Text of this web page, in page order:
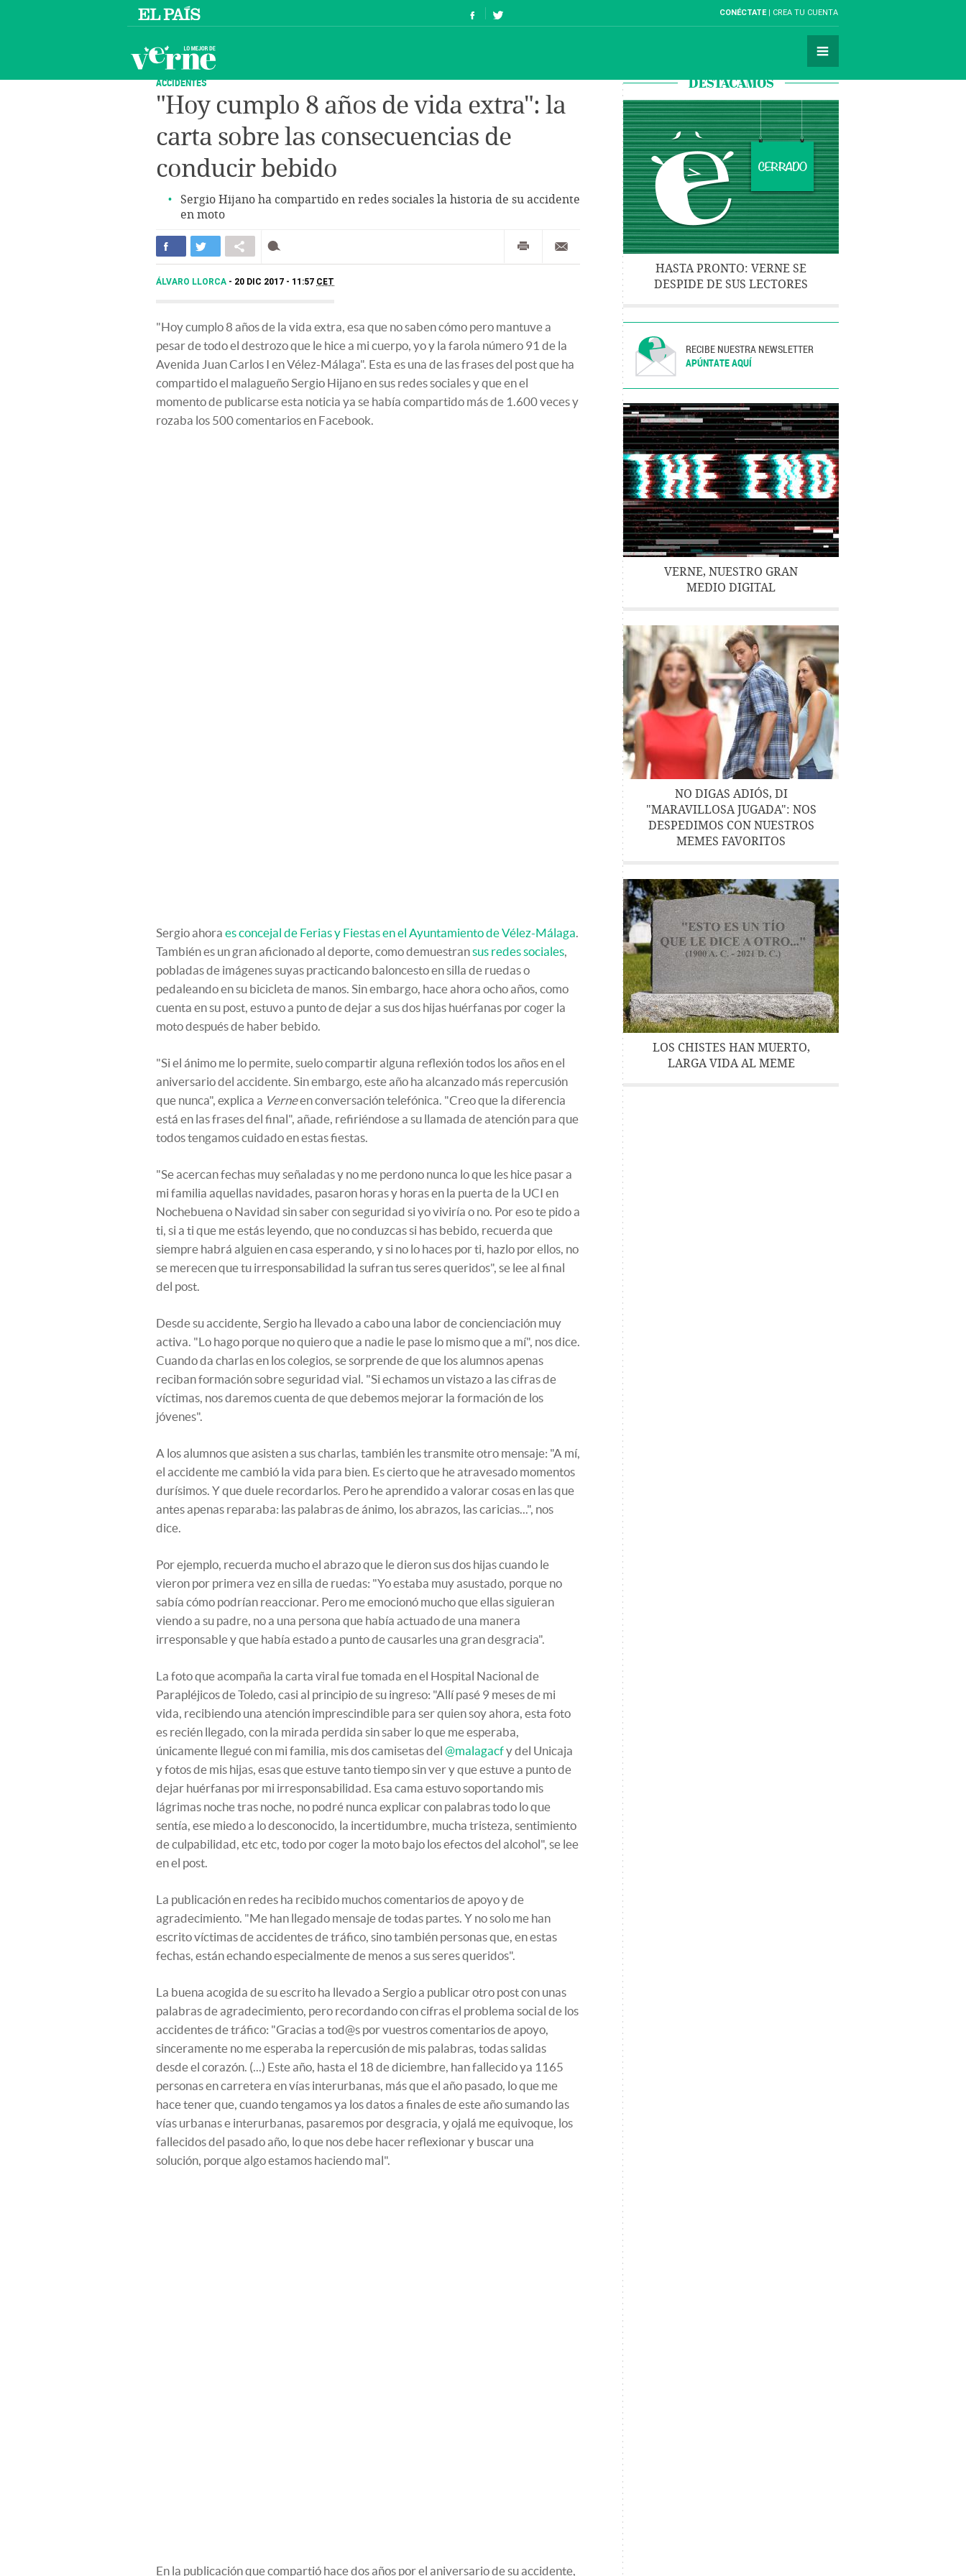
CONÉCTATE CREA TU CUENTA
ACCIDENTES
"Hoy cumplo 8 años de vida extra": la
carta sobre las consecuencias de
conducir bebido
Sergio Hijano ha compartido en redes sociales la historia de su accidente
en moto
ÁLVARO LLORCA 20 DIC 2017 - 11:57 CET
"Hoy cumplo 8 años de la vida extra, esa que no saben cómo pero mantuve a
pesar de todo el destrozo que le hice a mi cuerpo, yo y la farola número 91 de la
Avenida Juan Carlos I en Vélez-Málaga". Esta es una de las frases del post que ha
compartido el malagueño Sergio Hijano en sus redes sociales y que en el
momento de publicarse esta noticia ya se había compartido más de 1.600 veces y
rozaba los 500 comentarios en Facebook.
Sergio ahora es concejal de Ferias y Fiestas en el Ayuntamiento de Vélez-Málaga.
También es un gran aficionado al deporte, como demuestransus redes sociales,
pobladas de imágenes suyas practicando baloncesto en silla de ruedas o
pedaleando en su bicicleta de manos. Sin embargo, hace ahora ocho años, como
cuenta en su post, estuvo a punto de dejar a sus dos hijas huérfanas por coger la
moto después de haber bebido.
"Si el ánimo me lo permite, suelo compartir alguna reflexión todos los años en el
aniversario del accidente. Sin embargo, este año ha alcanzado más repercusión
que nunca", explica a Verneen conversación telefónica. "Creo que la diferencia
está en las frases del final", añade, refiriéndose a su llamada de atención para que
todos tengamos cuidado en estas fiestas.
"Se acercan fechas muy señaladas y no me perdono nunca lo que les hice pasar a
mi familia aquellas navidades, pasaron horas y horas en la puerta de la UCI en
Nochebuena o Navidad sin saber con seguridad si yo viviría o no. Por eso te pido a
ti, si a ti que me estás leyendo, que no conduzcas si has bebido, recuerda que
siempre habrá alguien en casa esperando, y si no lo haces por ti, hazlo por ellos, no
se merecen que tu irresponsabilidad la sufran tus seres queridos", se lee al final
del post.
Desde su accidente, Sergio ha llevado a cabo una labor de concienciación muy
activa. "Lo hago porque no quiero que a nadie le pase lo mismo que a mí", nos dice.
Cuando da charlas en los colegios, se sorprende de que los alumnos apenas
reciban formación sobre seguridad vial. "Si echamos un vistazo a las cifras de
víctimas, nos daremos cuenta de que debemos mejorar la formación de los
jóvenes".
A los alumnos que asisten a sus charlas, también les transmite otro mensaje: "A mí,
el accidente me cambió la vida para bien. Es cierto que he atravesado momentos
durísimos. Y que duele recordarlos. Pero he aprendido a valorar cosas en las que
antes apenas reparaba: las palabras de ánimo, los abrazos, las caricias...", nos
dice.
Por ejemplo, recuerda mucho el abrazo que le dieron sus dos hijas cuando le
vieron por primera vez en silla de ruedas: "Yo estaba muy asustado, porque no
sabía cómo podrían reaccionar. Pero me emocionó mucho que ellas siguieran
viendo a su padre, no a una persona que había actuado de una manera
irresponsable y que había estado a punto de causarles una gran desgracia".
La foto que acompaña la carta viral fue tomada en el Hospital Nacional de
Parapléjicos de Toledo, casi al principio de su ingreso: "Allí pasé 9 meses de mi
vida, recibiendo una atención imprescindible para ser quien soy ahora, esta foto
es recién llegado, con la mirada perdida sin saber lo que me esperaba,
únicamente llegué con mi familia, mis dos camisetas del @malagacfy del Unicaja
y fotos de mis hijas, esas que estuve tanto tiempo sin ver y que estuve a punto de
dejar huérfanas por mi irresponsabilidad. Esa cama estuvo soportando mis
lágrimas noche tras noche, no podré nunca explicar con palabras todo lo que
sentía, ese miedo a lo desconocido, la incertidumbre, mucha tristeza, sentimiento
de culpabilidad, etc etc, todo por coger la moto bajo los efectos del alcohol", se lee
en el post.
La publicación en redes ha recibido muchos comentarios de apoyo y de
agradecimiento. "Me han llegado mensaje de todas partes. Y no solo me han
escrito víctimas de accidentes de tráfico, sino también personas que, en estas
fechas, están echando especialmente de menos a sus seres queridos".
La buena acogida de su escrito ha llevado a Sergio a publicar otro post con unas
palabras de agradecimiento, pero recordando con cifras el problema social de los
accidentes de tráfico: "Gracias a tod@s por vuestros comentarios de apoyo,
sinceramente no me esperaba la repercusión de mis palabras, todas salidas
desde el corazón. (...) Este año, hasta el 18 de diciembre, han fallecido ya 1165
personas en carretera en vías interurbanas, más que el año pasado, lo que me
hace tener que, cuando tengamos ya los datos a finales de este año sumando las
vías urbanas e interurbanas, pasaremos por desgracia, y ojalá me equivoque, los
fallecidos del pasado año, lo que nos debe hacer reflexionar y buscar una
solución, porque algo estamos haciendo mal".
En la publicación que compartió hace dos años por el aniversario de su accidente,
DESTACAMOS
HASTA PRONTO: VERNE SE
DESPIDE DE SUS LECTORES
RECIBE NUESTRA NEWSLETTER
APÚNTATE AQUÍ
VERNE, NUESTRO GRAN
MEDIO DIGITAL
NO DIGAS ADIÓS, DI
"MARAVILLOSA JUGADA": NOS
DESPEDIMOS CON NUESTROS
MEMES FAVORITOS
LOS CHISTES HAN MUERTO,
LARGA VIDA AL MEME